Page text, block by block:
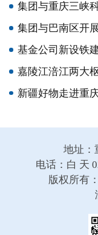
集团与重庆三峡
集团与巴南区开
基金公司新设铁
新疆好物走进重
地址：
电话：白 天
版权所有